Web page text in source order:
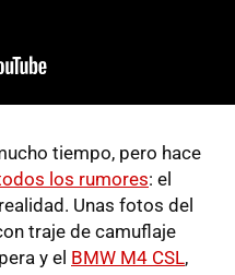
tiempo, pero hace
los rumores: el
Unas fotos del
traje de camuflaje
y el BMW M4 CSL,